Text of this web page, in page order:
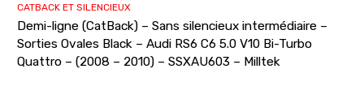
CATBACK ET SILENCIEUX
Demi-ligne (CatBack) – Sans silencieux intermédiaire –
Sorties Ovales Black – Audi RS6 C6 5.0 V10 Bi-Turbo
Quattro – (2008 – 2010) – SSXAU603 – Milltek